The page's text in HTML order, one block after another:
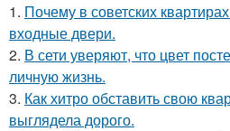
1. Почему в советских
входные двери.
2. В сети уверяют, что цвет
личную жизнь.
3. Как хитро обставить свою
выглядела дорого.